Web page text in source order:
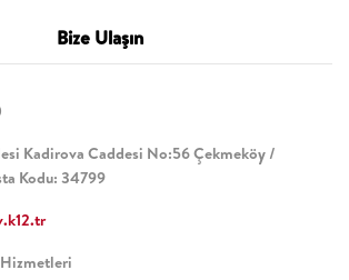
Bize Ulaşın
Kadirova Caddesi No:56 Çekmeköy /
Kodu: 34799